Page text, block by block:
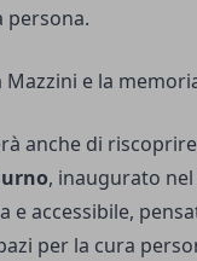
persona.
e la
anche di
, inaugurato
e accessibile,
per la cura